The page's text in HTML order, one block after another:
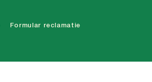
Formular reclamatie